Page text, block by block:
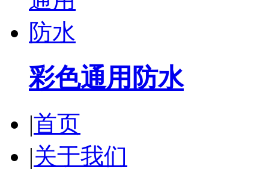
彩色通用防水
|首页
|关于我们